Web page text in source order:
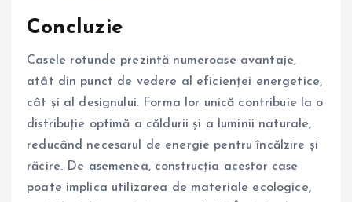
Concluzie
Casele rotunde prezintă numeroase avantaje,
atât din punct de vedere al eficienței energetice,
cât și al designului. Forma lor unică contribuie la o
distribuție optimă a căldurii și a luminii naturale,
reducând necesarul de energie pentru încălzire și
răcire. De asemenea, construcția acestor case
poate implica utilizarea de materiale ecologice,